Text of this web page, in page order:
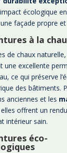
écologique
façade propre et
à la
de chaux
une excellente
ce qui préserve
des bâtiments.
anciennes et les
elles offrent un
intérieur sain.
éco-